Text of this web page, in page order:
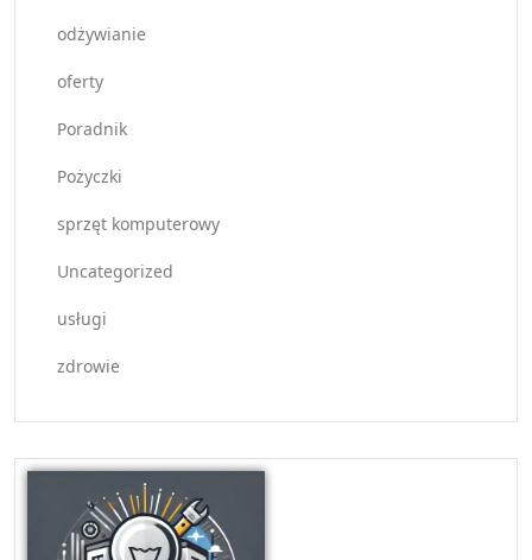
odżywianie
oferty
Poradnik
Pożyczki
sprzęt komputerowy
Uncategorized
usługi
zdrowie